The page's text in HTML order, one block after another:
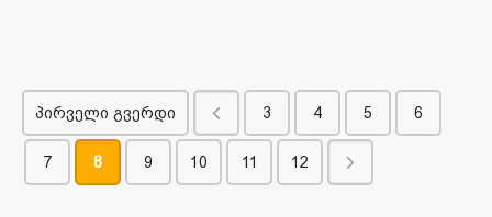
პირველი გვერდი 3 4 5 6
7 8 9 10 11 12